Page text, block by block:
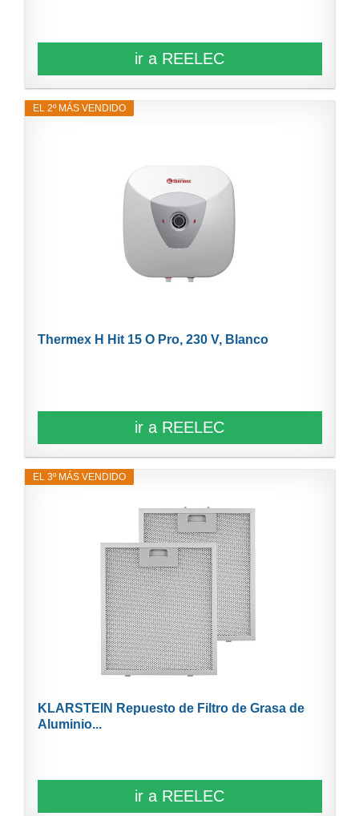
ir a REELEC
EL 2º MÁS VENDIDO
Thermex H Hit 15 O Pro, 230 V, Blanco
ir a REELEC
EL 3º MÁS VENDIDO
KLARSTEIN Repuesto de Filtro de Grasa de
Aluminio...
ir a REELEC